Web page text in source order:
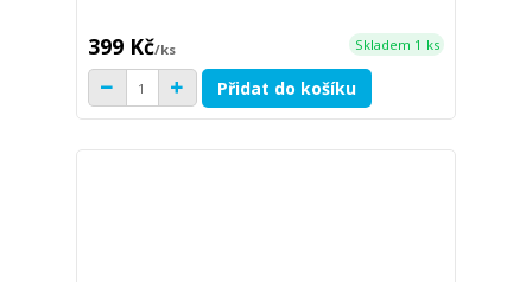
399 Kč/ks Skladem 1 ks
Přidat do košíku